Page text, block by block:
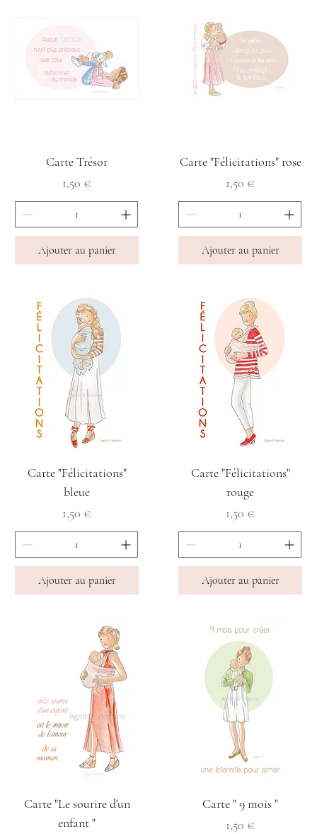
Carte Trésor
Prix
1,50 €
Ajouter au panier
Carte "Félicitations" rose
Prix
1,50 €
Ajouter au panier
Carte "Félicitations"
bleue
Prix
1,50 €
Ajouter au panier
Carte "Félicitations"
rouge
Prix
1,50 €
Ajouter au panier
Carte "Le sourire d'un
enfant "
Carte " 9 mois "
Prix
1,50 €